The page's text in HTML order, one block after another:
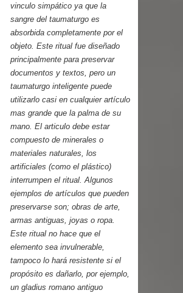
vinculo simpático ya que la
sangre del taumaturgo es
absorbida completamente por el
objeto. Este ritual fue diseñado
principalmente para preservar
documentos y textos, pero un
taumaturgo inteligente puede
utilizarlo casi en cualquier artículo
mas grande que la palma de su
mano. El articulo debe estar
compuesto de minerales o
materiales naturales, los
artificiales (como el plástico)
interrumpen el ritual. Algunos
ejemplos de artículos que pueden
preservarse son; obras de arte,
armas antiguas, joyas o ropa.
Este ritual no hace que el
elemento sea invulnerable,
tampoco lo hará resistente si el
propósito es dañarlo, por ejemplo,
un gladius romano antiguo